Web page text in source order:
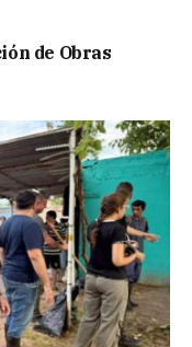
de Obras